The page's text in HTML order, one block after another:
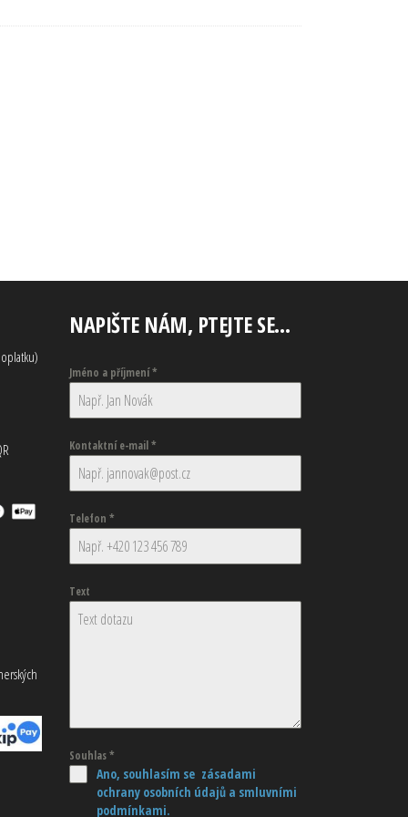
NAPIŠTE NÁM, PTEJTE SE…
Jméno a příjmení*
Kontaktní e-mail*
Telefon *
Text
Souhlas*
Ano, souhlasím se zásadami
ochrany osobních údajů a smluvními
podmínkami.